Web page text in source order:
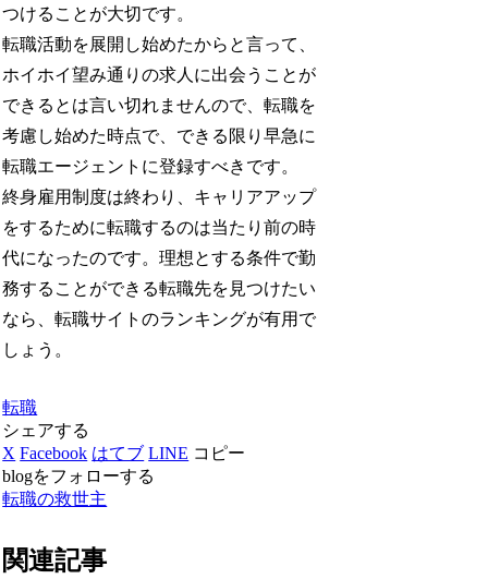
つけることが大切です。
転職活動を展開し始めたからと言って、
ホイホイ望み通りの求人に出会うことが
できるとは言い切れませんので、転職を
考慮し始めた時点で、できる限り早急に
転職エージェントに登録すべきです。
終身雇用制度は終わり、キャリアアップ
をするために転職するのは当たり前の時
代になったのです。理想とする条件で勤
務することができる転職先を見つけたい
なら、転職サイトのランキングが有用で
しょう。
転職
シェアする
X Facebook はてブ LINE コピー
blogをフォローする
転職の救世主
関連記事